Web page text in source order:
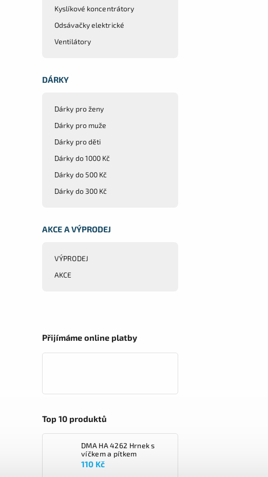
Kyslíkové koncentrátory
Odsávačky elektrické
Ventilátory
DÁRKY
Dárky pro ženy
Dárky pro muže
Dárky pro děti
Dárky do 1000 Kč
Dárky do 500 Kč
Dárky do 300 Kč
AKCE A VÝPRODEJ
VÝPRODEJ
AKCE
Přijímáme online platby
Top 10 produktů
DMA HA 4262 Hrnek s
víčkem a pítkem
110 Kč